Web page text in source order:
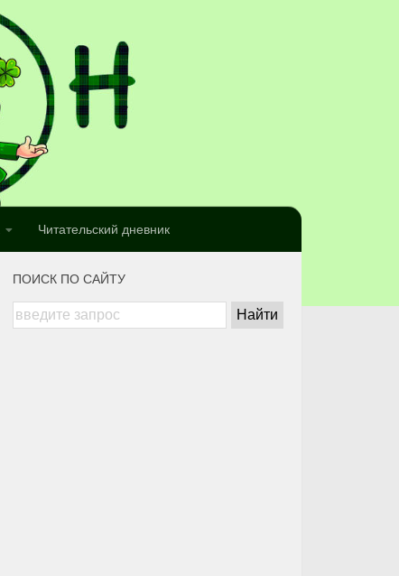
Читательский дневник
ПОИСК ПО САЙТУ